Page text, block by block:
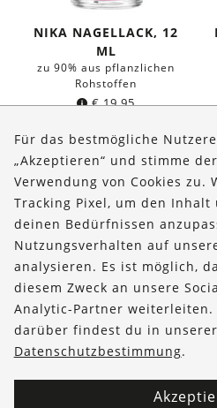
NIKA NAGELLACK, 12
ML
zu 90% aus pflanzlichen
Rohstoffen
€19,95
Über uns
Bestellungen
Kontakt & Hilfe
FOLLOW US
Für das bestmögliche
„Akzeptieren“ und stimme
Verwendung von Cookies zu.
Tracking Pixel, um den Inhalt
deinen Bedürfnissen
Nutzungsverhalten auf
analysieren. Es ist möglich,
diesem Zweck an unsere
Analytic-Partner
darüber findest du in unserer
Datenschutzbestimmung.